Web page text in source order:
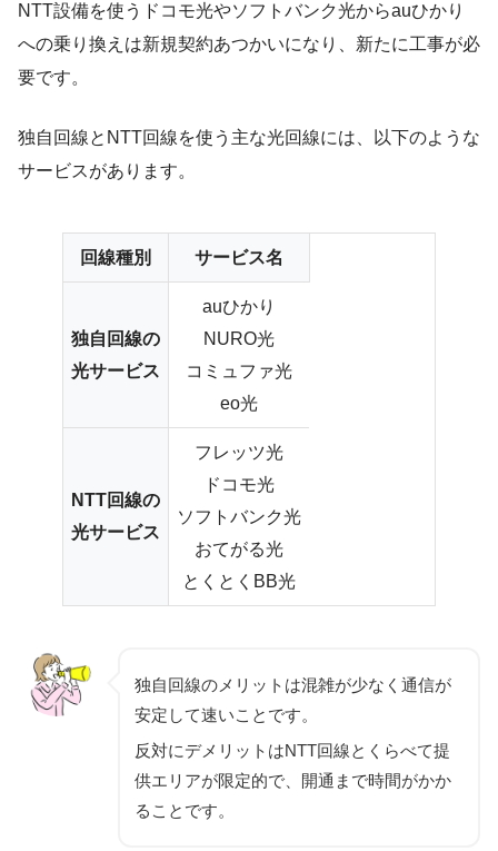
NTT設備を使うドコモ光やソフトバンク光からauひかり
への乗り換えは新規契約あつかいになり、新たに工事が必
要です。
独自回線とNTT回線を使う主な光回線には、以下のような
サービスがあります。
回線種別 サービス名
独自回線の
光サービス
auひかり
NURO光
コミュファ光
eo光
NTT回線の
光サービス
フレッツ光
ドコモ光
ソフトバンク光
おてがる光
とくとくBB光
独自回線のメリットは混雑が少なく通信が
安定して速いことです。
反対にデメリットはNTT回線とくらべて提
供エリアが限定的で、開通まで時間がかか
ることです。